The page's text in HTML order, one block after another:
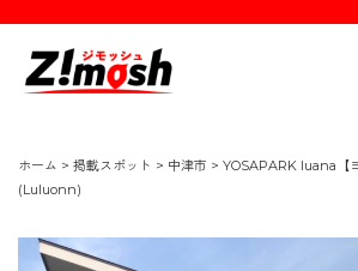
ホーム > 掲載スポット > 中津市 > YOSAPARK luana【
(Luluonn)